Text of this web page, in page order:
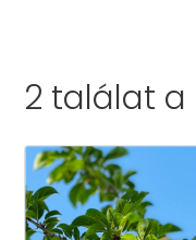
2 találat a